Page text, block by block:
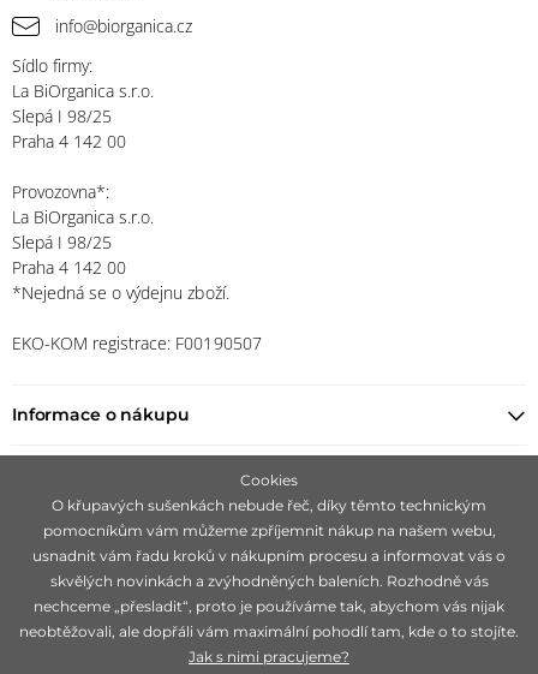
info@biorganica.cz
Sídlo firmy:
La BiOrganica s.r.o.
Slepá I 98/25
Praha 4 142 00
Provozovna*:
La BiOrganica s.r.o.
Slepá I 98/25
Praha 4 142 00
*Nejedná se o výdejnu zboží.
EKO-KOM registrace: F00190507
Informace o nákupu
Zůstaňte s námi v kontaktu
Cookies
O křupavých sušenkách nebude řeč, díky těmto technickým
pomocníkům vám můžeme zpříjemnit nákup na našem webu,
usnadnit vám řadu kroků v nákupním procesu a informovat vás o
skvělých novinkách a zvýhodněných baleních. Rozhodně vás
nechceme „přesladit“, proto je používáme tak, abychom vás nijak
neobtěžovali, ale dopřáli vám maximální pohodlí tam, kde o to stojíte.
Jak s nimi pracujeme?